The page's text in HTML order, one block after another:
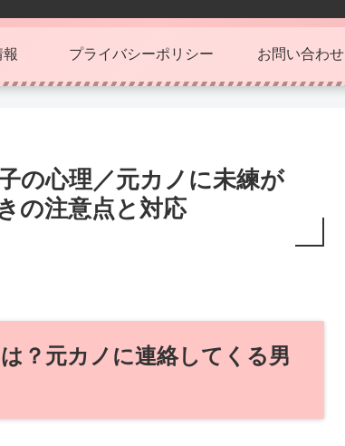
プライバシーポリシー お問い合わせ
の心理／元カノに未練が
の注意点と対応
？元カノに連絡してくる男